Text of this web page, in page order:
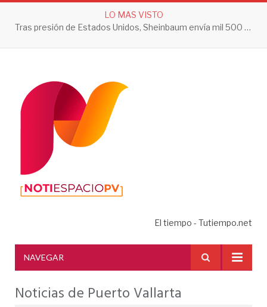
LO MAS VISTO
Tras presión de Estados Unidos, Sheinbaum envía mil 500 soldados a Michoacán
El tiempo - Tutiempo.net
NAVEGAR
Noticias de Puerto Vallarta